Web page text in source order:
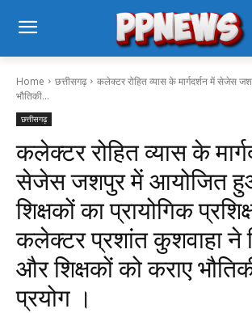
Home छत्तीसगढ़
कलेक्टर रोहित व्यास के मार्गदर्शन में सेजेस
भौतिकी...
छत्तीसगढ़
कलेक्टर रोहित व्यास के
सेजेस जशपुर में आयोजित
शिक्षकों का प्रायोगिक
कलेक्टर प्रशांत कुशवाहा ने
और शिक्षकों को कराए
प्रयोग ।